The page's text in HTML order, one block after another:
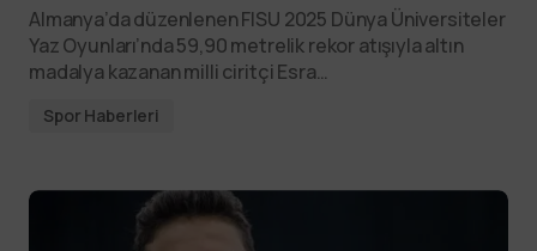
Almanya’da düzenlenen FISU 2025 Dünya Üniversiteler
Yaz Oyunları’nda 59,90 metrelik rekor atışıyla altın
madalya kazanan milli ciritçi Esra…
Spor Haberleri